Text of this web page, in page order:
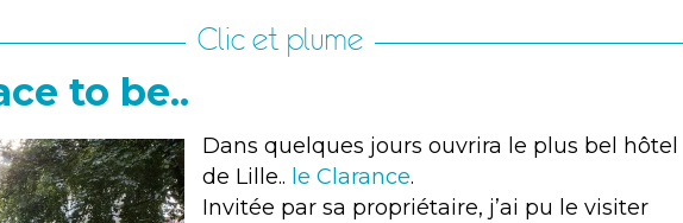
Clic et plume
to be..
Dans quelques jours ouvrira le plus bel hôtel
de Lille.. le Clarance.
Invitée par sa propriétaire, j’ai pu le visiter